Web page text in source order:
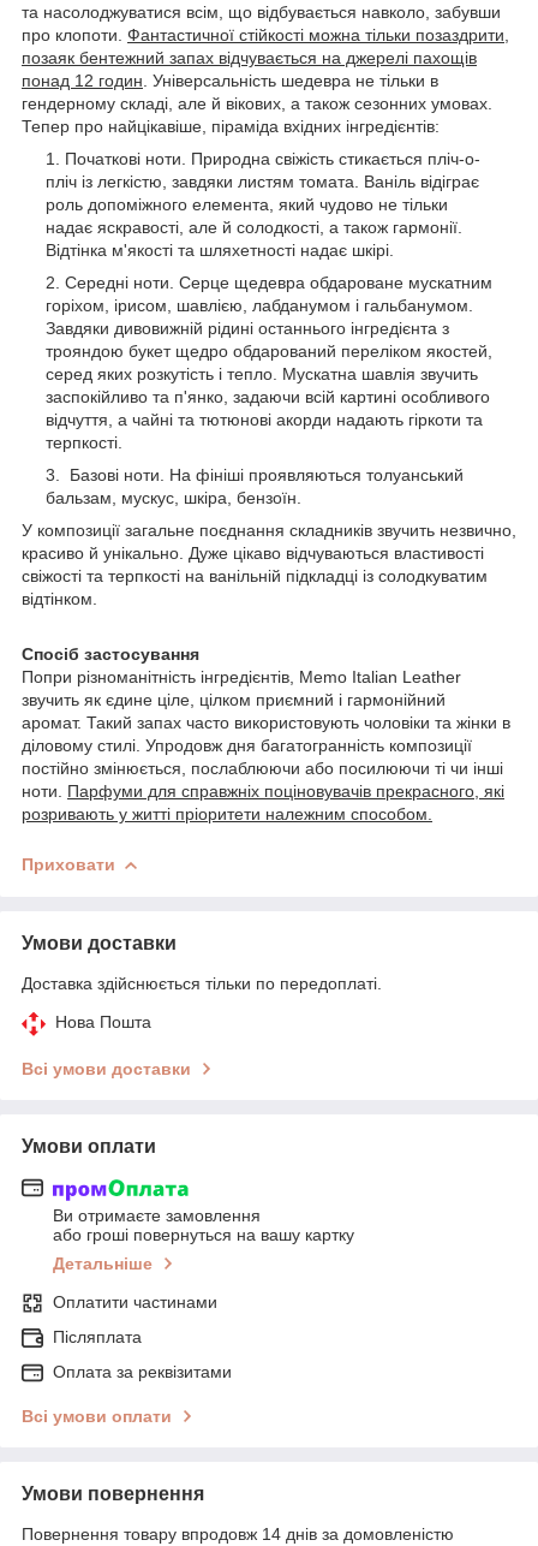
та насолоджуватися всім, що відбувається навколо, забувши
про клопоти. Фантастичної стійкості можна тільки позаздрити,
позаяк бентежний запах відчувається на джерелі пахощів
понад 12 годин . Універсальність шедевра не тільки в
гендерному складі, але й вікових, а також сезонних умовах.
Тепер про найцікавіше, піраміда вхідних інгредієнтів:
Початкові ноти. Природна свіжість стикається пліч-о-
пліч із легкістю, завдяки листям томата. Ваніль відіграє
роль допоміжного елемента, який чудово не тільки
надає яскравості, але й солодкості, а також гармонії.
Відтінка м'якості та шляхетності надає шкірі.
Середні ноти. Серце щедевра обдароване мускатним
горіхом, ірисом, шавлією, лабданумом і гальбанумом.
Завдяки дивовижній рідині останнього інгредієнта з
трояндою букет щедро обдарований переліком якостей,
серед яких розкутість і тепло. Мускатна шавлія звучить
заспокійливо та п'янко, задаючи всій картині особливого
відчуття, а чайні та тютюнові акорди надають гіркоти та
терпкості.
Базові ноти. На фініші проявляються толуанський
бальзам, мускус, шкіра, бензоїн.
У композиції загальне поєднання складників звучить незвично,
красиво й унікально. Дуже цікаво відчуваються властивості
свіжості та терпкості на ванільній підкладці із солодкуватим
відтінком.
Спосіб застосування
Попри різноманітність інгредієнтів, Memo Italian Leather
звучить як єдине ціле, цілком приємний і гармонійний
аромат. Такий запах часто використовують чоловіки та жінки в
діловому стилі. Упродовж дня багатогранність композиції
постійно змінюється, послаблюючи або посилюючи ті чи інші
ноти.
Парфуми для справжніх поціновувачів прекрасного, які
розривають у житті пріоритети належним способом.
Приховати
Умови доставки
Доставка здійснюється тільки по передоплаті.
Нова Пошта
Всі умови доставки
Умови оплати
Ви отримаєте замовлення
або гроші повернуться на вашу картку
Детальніше
Оплатити частинами
Післяплата
Оплата за реквізитами
Всі умови оплати
Умови повернення
Повернення товару впродовж 14 днів за домовленістю